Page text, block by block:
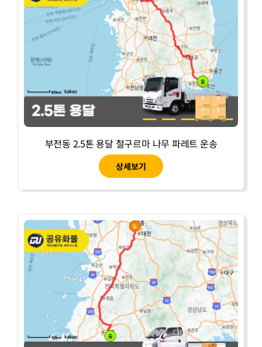
부전동 2.5톤 용달 철구르마 나무 파레트 운송
상세보기